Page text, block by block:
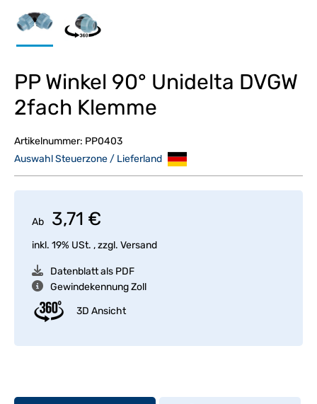
PP Winkel 90° Unidelta DVGW
2fach Klemme
Artikelnummer: PP0403
Auswahl Steuerzone / Lieferland
Ab 3,71 €
inkl. 19% USt. , zzgl. Versand
Datenblatt als PDF
Gewindekennung Zoll
3D Ansicht